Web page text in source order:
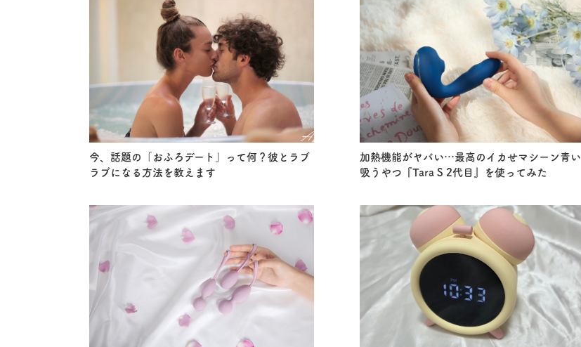
今、話題の「おふろデート」って何？彼とラブ
ラブになる方法を教えます
加熱機能がヤバい…最高のイカせマシーン青い
吸うやつ『Tara S 2代目』を使ってみた